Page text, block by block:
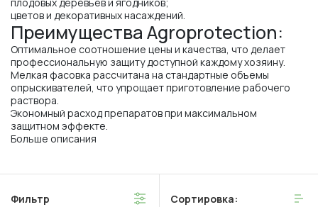
цветов и декоративных насаждений.
Преимущества Agroprotection:
Оптимальное соотношение цены и качества, что делает
профессиональную защиту доступной каждому хозяину.
Мелкая фасовка рассчитана на стандартные объемы
опрыскивателей, что упрощает приготовление рабочего
раствора.
Экономный расход препаратов при максимальном
защитном эффекте.
Больше описания
Фильтр Сортировка: